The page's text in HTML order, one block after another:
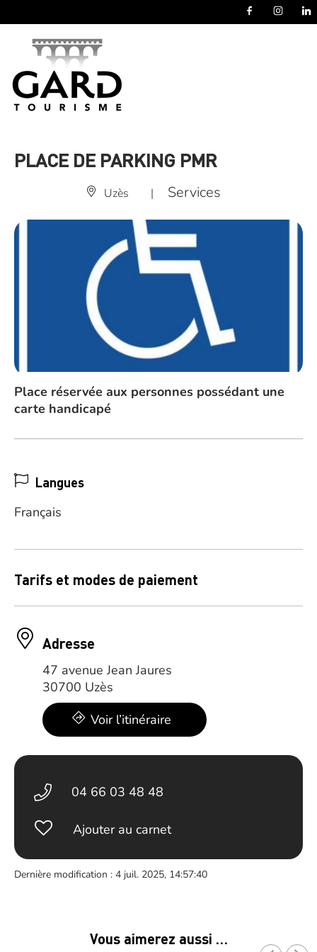
PLACE DE PARKING PMR
Uzès | Services
Place réservée aux personnes possédant une
carte handicapé
Langues
Français
Tarifs et modes de paiement
Adresse
47 avenue Jean Jaures
30700 Uzès
Voir l’itinéraire
04 66 03 48 48
Ajouter au carnet
Dernière modification : 4 juil. 2025, 14:57:40
Vous aimerez aussi …